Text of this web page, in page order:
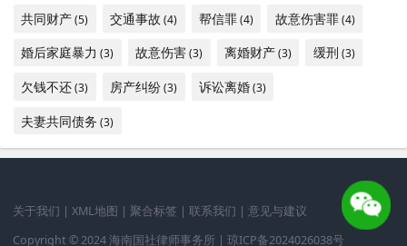
共同财产(5) 交通事故 (4) 帮信罪(4) 故意伤害罪(4)
婚后家庭暴力 (3) 故意伤害(3) 离婚财产(3) 缓刑 (3)
欠钱不还(3) 房产纠纷(3) 诉讼离婚(3)
夫妻共同债务 (3)
关于我们 | XML地图 | 聚合标签 | 联系我们 | 意见与建议
Copyright © 2024 海南国社律师事务所 | 琼ICP备2024026038号